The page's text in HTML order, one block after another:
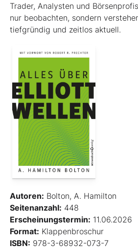
Trader, Analysten und
nur beobachten, sondern
tiefgründig und zeitlos aktuell.
Autoren: Bolton, A. Hamilton
Seitenanzahl: 448
Erscheinungstermin: 11.06.2026
Format: Klappenbroschur
ISBN: 978-3-68932-073-7